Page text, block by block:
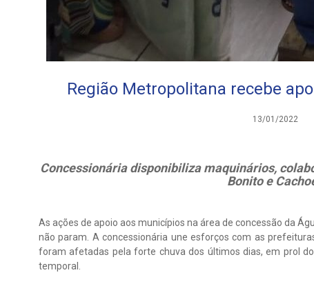
Região Metropolitana recebe
13/01/2022
Concessionária disponibiliza maquinários,
Bonito e
As ações de apoio aos municípios na área de concessão da
não param. A concessionária une esforços com as
foram afetadas pela forte chuva dos últimos dias, em prol
temporal.